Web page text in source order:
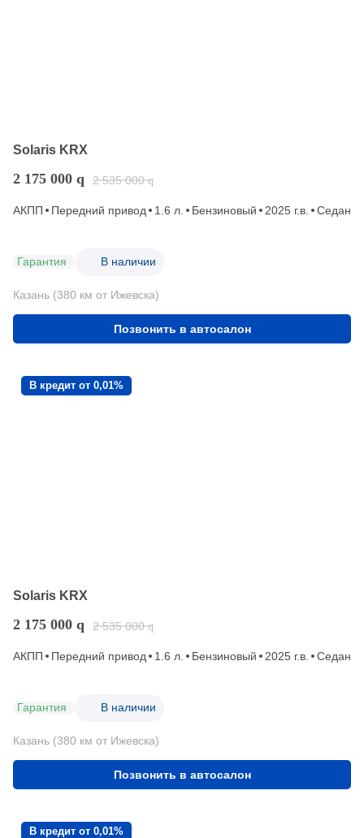
Solaris KRX
2 175 000 q 2 535 000 q
АКПП Передний привод 1.6 л. Бензиновый 2025 г.в. Седан
Гарантия В наличии
Казань (380 км от Ижевска)
Позвонить в автосалон
В кредит от 0,01%
Solaris KRX
2 175 000 q 2 535 000 q
АКПП Передний привод 1.6 л. Бензиновый 2025 г.в. Седан
Гарантия В наличии
Казань (380 км от Ижевска)
Позвонить в автосалон
В кредит от 0,01%